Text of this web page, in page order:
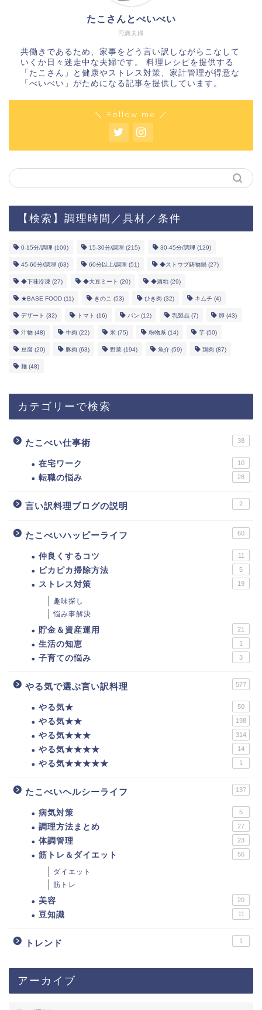
円満夫婦
たこさんとべいべい
共働きであるため、家事をどう言い訳しながらこなして
いくか日々迷走中な夫婦です。 料理レシピを提供する
「たこさん」と健康やストレス対策、家計管理が得意な
「べいべい」がためになる記事を提供しています。
＼ Follow me ／
【検索】調理時間／具材／条件
0-15分/調理 (109) 15-30分/調理 (215) 30-45分/調理 (129)
45-60分/調理 (63) 60分以上/調理 (51) ◆ストウブ鋳物鍋 (27)
◆下味冷凍 (27) ◆大豆ミート (20) ◆酒粕 (29)
★BASE FOOD (11) きのこ (53) ひき肉 (32) キムチ (4)
デザート (32) トマト (16) パン (12) 乳製品 (7) 卵 (43)
汁物 (48) 牛肉 (22) 米 (75) 粉物系 (14) 芋 (50)
豆腐 (20) 豚肉 (63) 野菜 (194) 魚介 (59) 鶏肉 (87)
麺 (48)
カテゴリーで検索
たこべい仕事術 38
在宅ワーク 10
転職の悩み 28
言い訳料理ブログの説明 2
たこべいハッピーライフ 60
仲良くするコツ 11
ピカピカ掃除方法 5
ストレス対策 19
趣味探し
悩み事解決
貯金＆資産運用 21
生活の知恵 1
子育ての悩み 3
やる気で選ぶ言い訳料理 577
やる気★ 50
やる気★★ 198
やる気★★★ 314
やる気★★★★ 14
やる気★★★★★ 1
たこべいヘルシーライフ 137
病気対策 5
調理方法まとめ 27
体調管理 23
筋トレ＆ダイエット 56
ダイエット
筋トレ
美容 20
豆知識 11
トレンド 1
アーカイブ